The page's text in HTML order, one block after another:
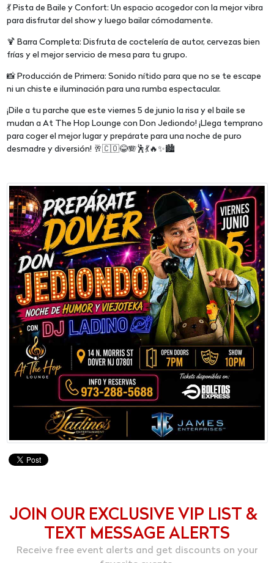
💃 Pista de Baile y Confort: Un espacio acogedor con la mejor vibra
para disfrutar del show y luego bailar cómodamente.
🍹 Barra Completa: Disfruta de coctelería de autor, cervezas bien
frías y el mejor servicio de mesa para tu grupo.
📸 Producción de Primera: Sonido nítido para que no se te escape
ni un chiste e iluminación para una rumba espectacular.
¡Dile a tu parche que este viernes 5 de junio la risa y el baile se
mudan a At The Hop Lounge con Don Jediondo! ¡Llega temprano
para coger el mejor lugar y prepárate para una noche de puro
desmadre y diversión! 🥂🇨🇴😂🪗🕺💃🔥✨🏙️
JOIN OUR EXCLUSIVE VIP LIST &
TEXT MESSAGE ALERTS
Receive free event alerts and get discounts on your